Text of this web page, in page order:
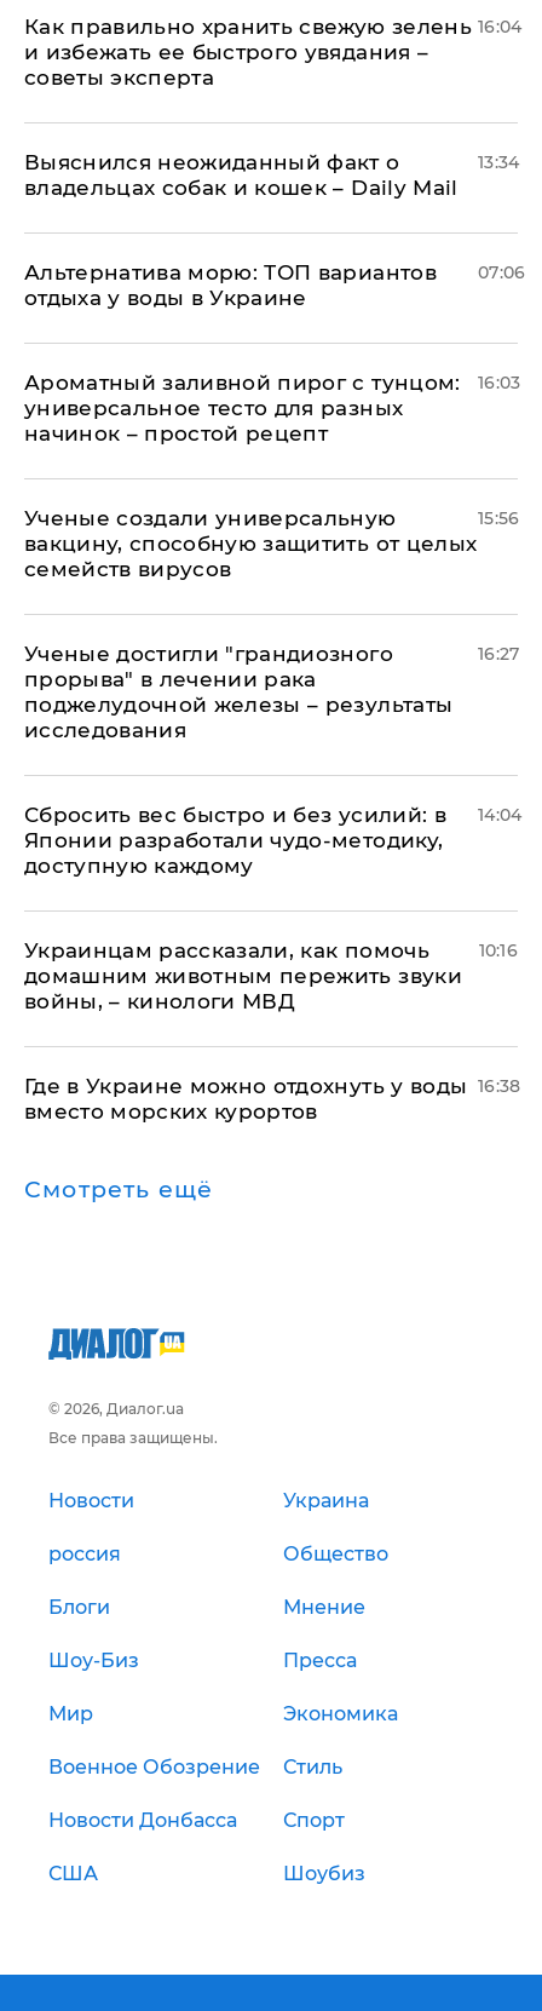
Как правильно хранить свежую зелень
и избежать ее быстрого увядания –
советы эксперта
16:04
Выяснился неожиданный факт о
владельцах собак и кошек – Daily Mail
13:34
Альтернатива морю: ТОП вариантов
отдыха у воды в Украине
07:06
Ароматный заливной пирог с тунцом:
универсальное тесто для разных
начинок – простой рецепт
16:03
Ученые создали универсальную
вакцину, способную защитить от целых
семейств вирусов
15:56
Ученые достигли "грандиозного
прорыва" в лечении рака
поджелудочной железы – результаты
исследования
16:27
Сбросить вес быстро и без усилий: в
Японии разработали чудо-методику,
доступную каждому
14:04
Украинцам рассказали, как помочь
домашним животным пережить звуки
войны, – кинологи МВД
10:16
Где в Украине можно отдохнуть у воды
вместо морских курортов
16:38
Смотреть ещё
© 2026, Диалог.ua
Все права защищены.
Новости Украина
россия Общество
Блоги Мнение
Шоу-Биз Пресса
Мир Экономика
Военное Обозрение Стиль
Новости Донбасса Спорт
США Шоубиз